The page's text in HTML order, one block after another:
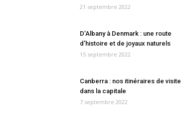
21 septembre 2022
D’Albany à Denmark : une route
d’histoire et de joyaux naturels
15 septembre 2022
Canberra : nos itinéraires de visite
dans la capitale
7 septembre 2022